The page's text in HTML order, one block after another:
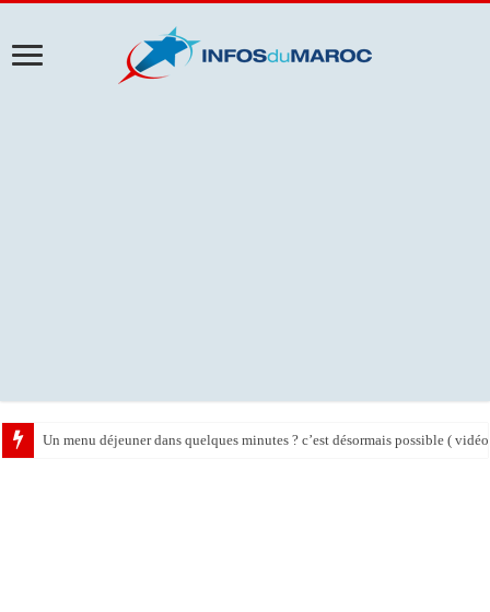
Un menu déjeuner dans quelques minutes ? c’est désormais possible (